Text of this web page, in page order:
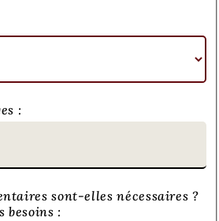
:
sont-elles nécessaires ?
besoins :